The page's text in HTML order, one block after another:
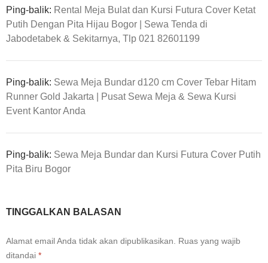
Ping-balik: Rental Meja Bulat dan Kursi Futura Cover Ketat
Putih Dengan Pita Hijau Bogor | Sewa Tenda di
Jabodetabek & Sekitarnya, Tlp 021 82601199
Ping-balik: Sewa Meja Bundar d120 cm Cover Tebar Hitam
Runner Gold Jakarta | Pusat Sewa Meja & Sewa Kursi
Event Kantor Anda
Ping-balik: Sewa Meja Bundar dan Kursi Futura Cover Putih
Pita Biru Bogor
TINGGALKAN BALASAN
Alamat email Anda tidak akan dipublikasikan.
Ruas yang wajib
ditandai *